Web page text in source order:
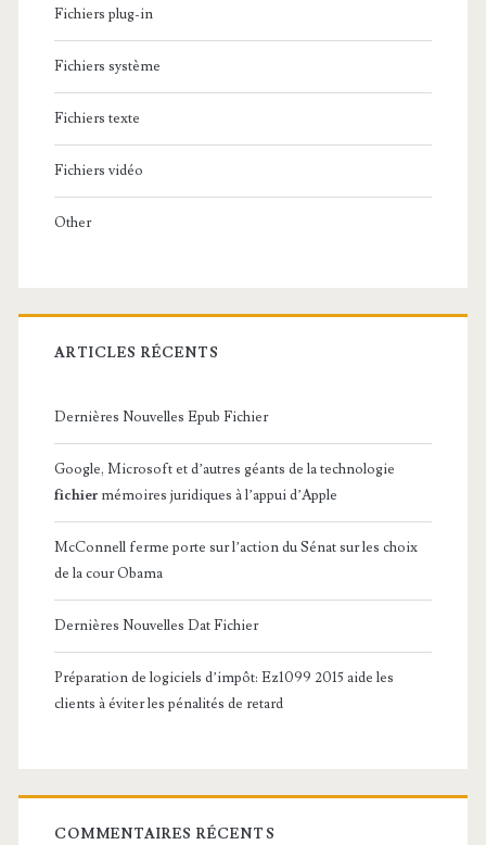
Fichiers plug-in
Fichiers système
Fichiers texte
Fichiers vidéo
Other
ARTICLES RÉCENTS
Dernières Nouvelles Epub Fichier
Google, Microsoft et d’autres géants de la technologie
fichier mémoires juridiques à l’appui d’Apple
McConnell ferme porte sur l’action du Sénat sur les choix
de la cour Obama
Dernières Nouvelles Dat Fichier
Préparation de logiciels d’impôt: Ez1099 2015 aide les
clients à éviter les pénalités de retard
COMMENTAIRES RÉCENTS